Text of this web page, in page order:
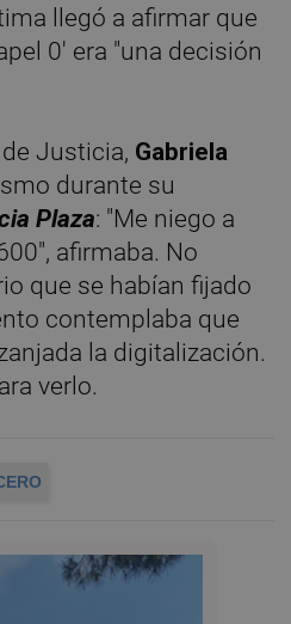
llegó a afirmar que
0' era "una decisión
Justicia, Gabriela
durante su
Plaza: "Me niego a
afirmaba. No
que se habían fijado
contemplaba que
la digitalización.
verlo.